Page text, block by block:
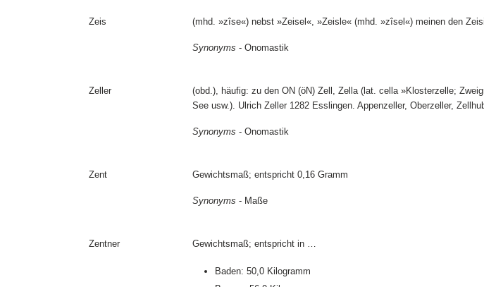
Zeis (mhd. »zîse«) nebst »Zeisel«, »Zeisle« (mhd. »zîsel«) meinen den
Synonyms - Onomastik
Zeller
(obd.), häufig: zu den ON (öN) Zell, Zella (lat. cella »Klosterzelle;
See usw.). Ulrich Zeller 1282 Esslingen. Appenzeller, Oberzeller,
Synonyms - Onomastik
Zent Gewichtsmaß; entspricht 0,16 Gramm
Synonyms - Maße
Zentner Gewichtsmaß; entspricht in …
Baden: 50,0 Kilogramm